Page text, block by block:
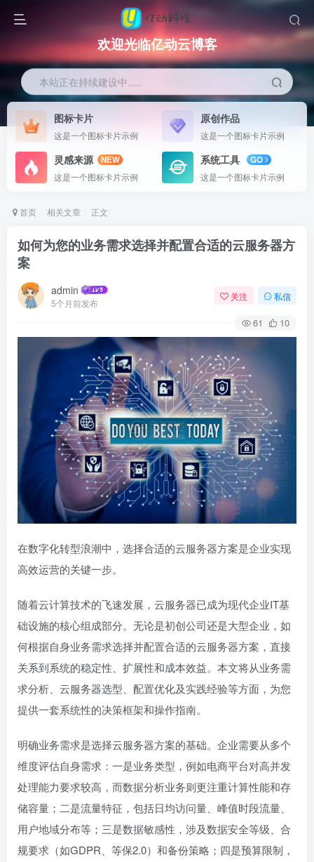
欢迎光临亿动云博客
本站正在持续建设中.....
图标卡片
这是一个图标卡片示例
原创作品
这是一个图标卡片示例
灵感来源
NEW
这是一个图标卡片示例
系统工具
GO
这是一个图标卡片示例
首页 相关文章 正文
如何为您的业务需求选择并配置合适的云服务器方
案
admin
5个月前发布
关注 私信
61 10
在数字化转型浪潮中，选择合适的云服务器方案是企业实现
高效运营的关键一步。
随着云计算技术的飞速发展，云服务器已成为现代企业IT基
础设施的核心组成部分。无论是初创公司还是大型企业，如
何根据自身业务需求选择并配置合适的云服务器方案，直接
关系到系统的稳定性、扩展性和成本效益。本文将从业务需
求分析、云服务器选型、配置优化及实践经验等方面，为您
提供一套系统性的决策框架和操作指南。
明确业务需求是选择云服务器方案的基础。企业需要从多个
维度评估自身需求：一是业务类型，例如电商平台对高并发
处理能力要求较高，而数据分析业务则更注重计算性能和存
储容量；二是流量特征，包括日均访问量、峰值时段流量、
用户地域分布等；三是数据敏感性，涉及数据安全等级、合
规要求（如GDPR、等保2.0）和备份策略；四是预算限制，